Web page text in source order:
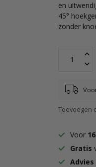
en
45°
zonder
Toevoegen
Voor
Gratis
Advies